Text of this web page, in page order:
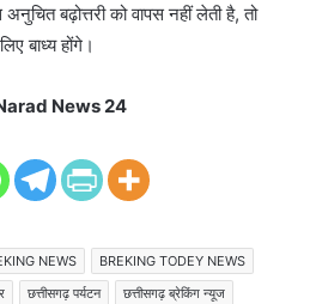
बढ़ोत्तरी को वापस नहीं लेती है, तो
बाध्य होंगे।
News 24
NEWS
BREKING TODEY NEWS
छत्तीसगढ़ पर्यटन
छत्तीसगढ़ ब्रेकिंग न्यूज